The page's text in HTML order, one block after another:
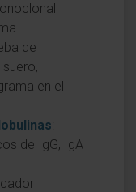
de
en el
:
de IgG, IgA